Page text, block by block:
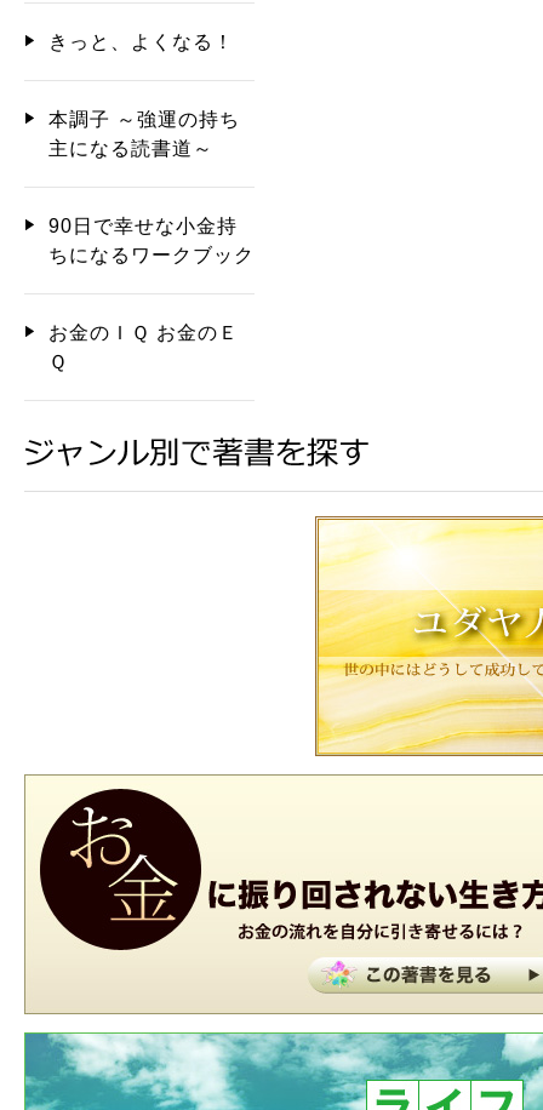
きっと、よくなる！
本調子 ～強運の持ち
主になる読書道～
90日で幸せな小金持
ちになるワークブック
お金のＩＱ お金のＥ
Ｑ